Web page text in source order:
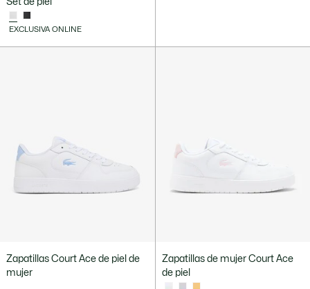
EXCLUSIVA ONLINE
Zapatillas Court Ace de piel de
mujer
Zapatillas de mujer Court Ace
de piel